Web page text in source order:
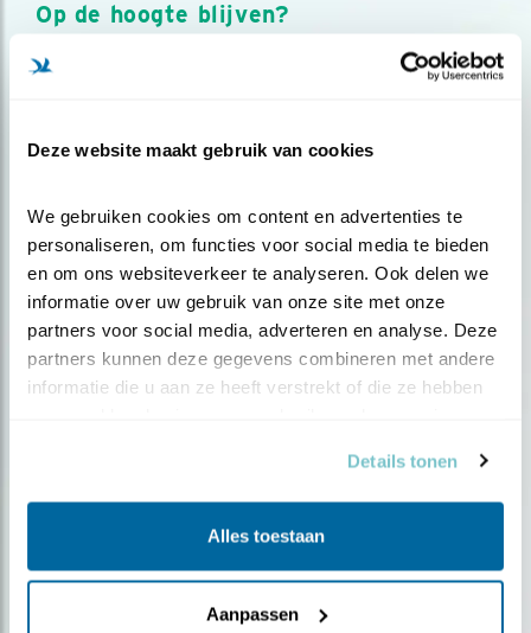
Deze website maakt gebruik van cookies
We gebruiken cookies om content en advertenties te
personaliseren, om functies voor social media te bieden
en om ons websiteverkeer te analyseren. Ook delen we
informatie over uw gebruik van onze site met onze
partners voor social media, adverteren en analyse. Deze
partners kunnen deze gegevens combineren met andere
informatie die u aan ze heeft verstrekt of die ze hebben
Details tonen
Alles toestaan
Aanpassen
Op de hoogte blijven?
Meld je aan en ontvang nieuws, inspiratie, acties en tips
over vogels en activiteiten van Vogelbescherming.
Ontvang 5 x Vogels voor € 36,00 per jaar